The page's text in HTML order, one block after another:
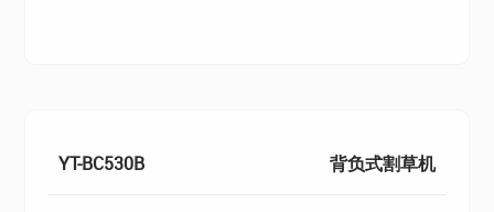
YT-BC530B 背负式割草机